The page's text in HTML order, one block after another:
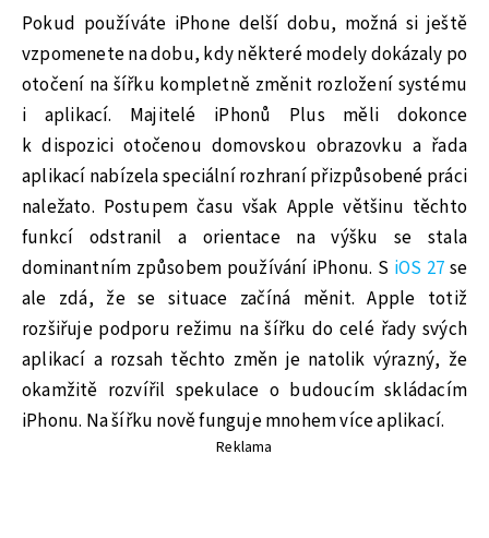
Pokud používáte iPhone delší dobu, možná si ještě
vzpomenete na dobu, kdy některé modely dokázaly po
otočení na šířku kompletně změnit rozložení systému
i aplikací. Majitelé iPhonů Plus měli dokonce
k dispozici otočenou domovskou obrazovku a řada
aplikací nabízela speciální rozhraní přizpůsobené práci
naležato. Postupem času však Apple většinu těchto
funkcí odstranil a orientace na výšku se stala
dominantním způsobem používání iPhonu. S iOS 27 se
ale zdá, že se situace začíná měnit. Apple totiž
rozšiřuje podporu režimu na šířku do celé řady svých
aplikací a rozsah těchto změn je natolik výrazný, že
okamžitě rozvířil spekulace o budoucím skládacím
iPhonu. Na šířku nově funguje mnohem více aplikací.
Reklama